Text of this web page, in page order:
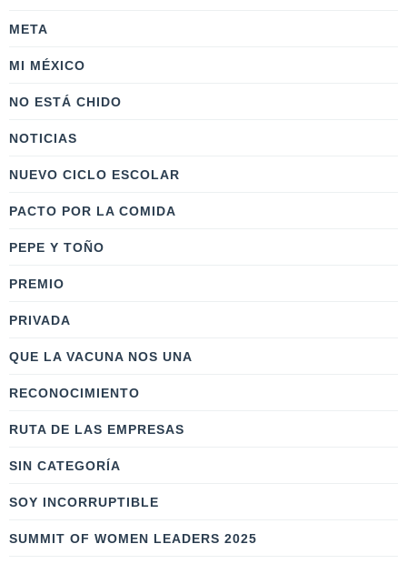
META
MI MÉXICO
NO ESTÁ CHIDO
NOTICIAS
NUEVO CICLO ESCOLAR
PACTO POR LA COMIDA
PEPE Y TOÑO
PREMIO
PRIVADA
QUE LA VACUNA NOS UNA
RECONOCIMIENTO
RUTA DE LAS EMPRESAS
SIN CATEGORÍA
SOY INCORRUPTIBLE
SUMMIT OF WOMEN LEADERS 2025